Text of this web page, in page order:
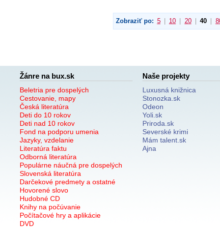
Zobraziť po: 5 10 20 40
Žánre na bux.sk
Beletria pre dospelých
Cestovanie, mapy
Česká literatúra
Deti do 10 rokov
Deti nad 10 rokov
Fond na podporu umenia
Jazyky, vzdelanie
Literatúra faktu
Odborná literatúra
Populárne náučná pre dospelých
Slovenská literatúra
Darčekové predmety a ostatné
Hovorené slovo
Hudobné CD
Knihy na počúvanie
Počítačové hry a aplikácie
DVD
Naše projekty
Luxusná knižnica
Stonozka.sk
Odeon
Yoli.sk
Priroda.sk
Severské krimi
Mám talent.sk
Ajna